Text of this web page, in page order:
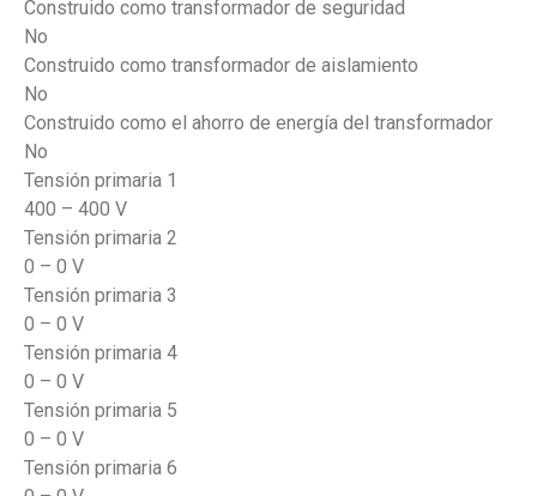
Construido como transformador de seguridad
No
Construido como transformador de aislamiento
No
Construido como el ahorro de energía del transformador
No
Tensión primaria 1
400 – 400 V
Tensión primaria 2
0 – 0 V
Tensión primaria 3
0 – 0 V
Tensión primaria 4
0 – 0 V
Tensión primaria 5
0 – 0 V
Tensión primaria 6